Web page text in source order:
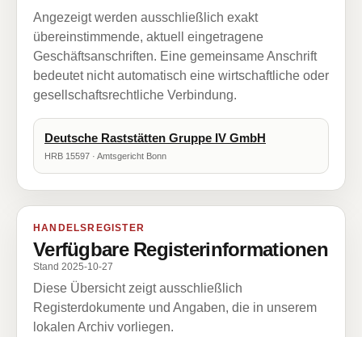
Angezeigt werden ausschließlich exakt
übereinstimmende, aktuell eingetragene
Geschäftsanschriften. Eine gemeinsame Anschrift
bedeutet nicht automatisch eine wirtschaftliche oder
gesellschaftsrechtliche Verbindung.
Deutsche Raststätten Gruppe IV GmbH
HRB 15597 · Amtsgericht Bonn
HANDELSREGISTER
Verfügbare Registerinformationen
Stand 2025-10-27
Diese Übersicht zeigt ausschließlich
Registerdokumente und Angaben, die in unserem
lokalen Archiv vorliegen.